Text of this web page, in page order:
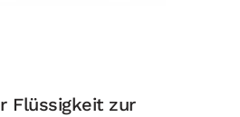
Flüssigkeit zur